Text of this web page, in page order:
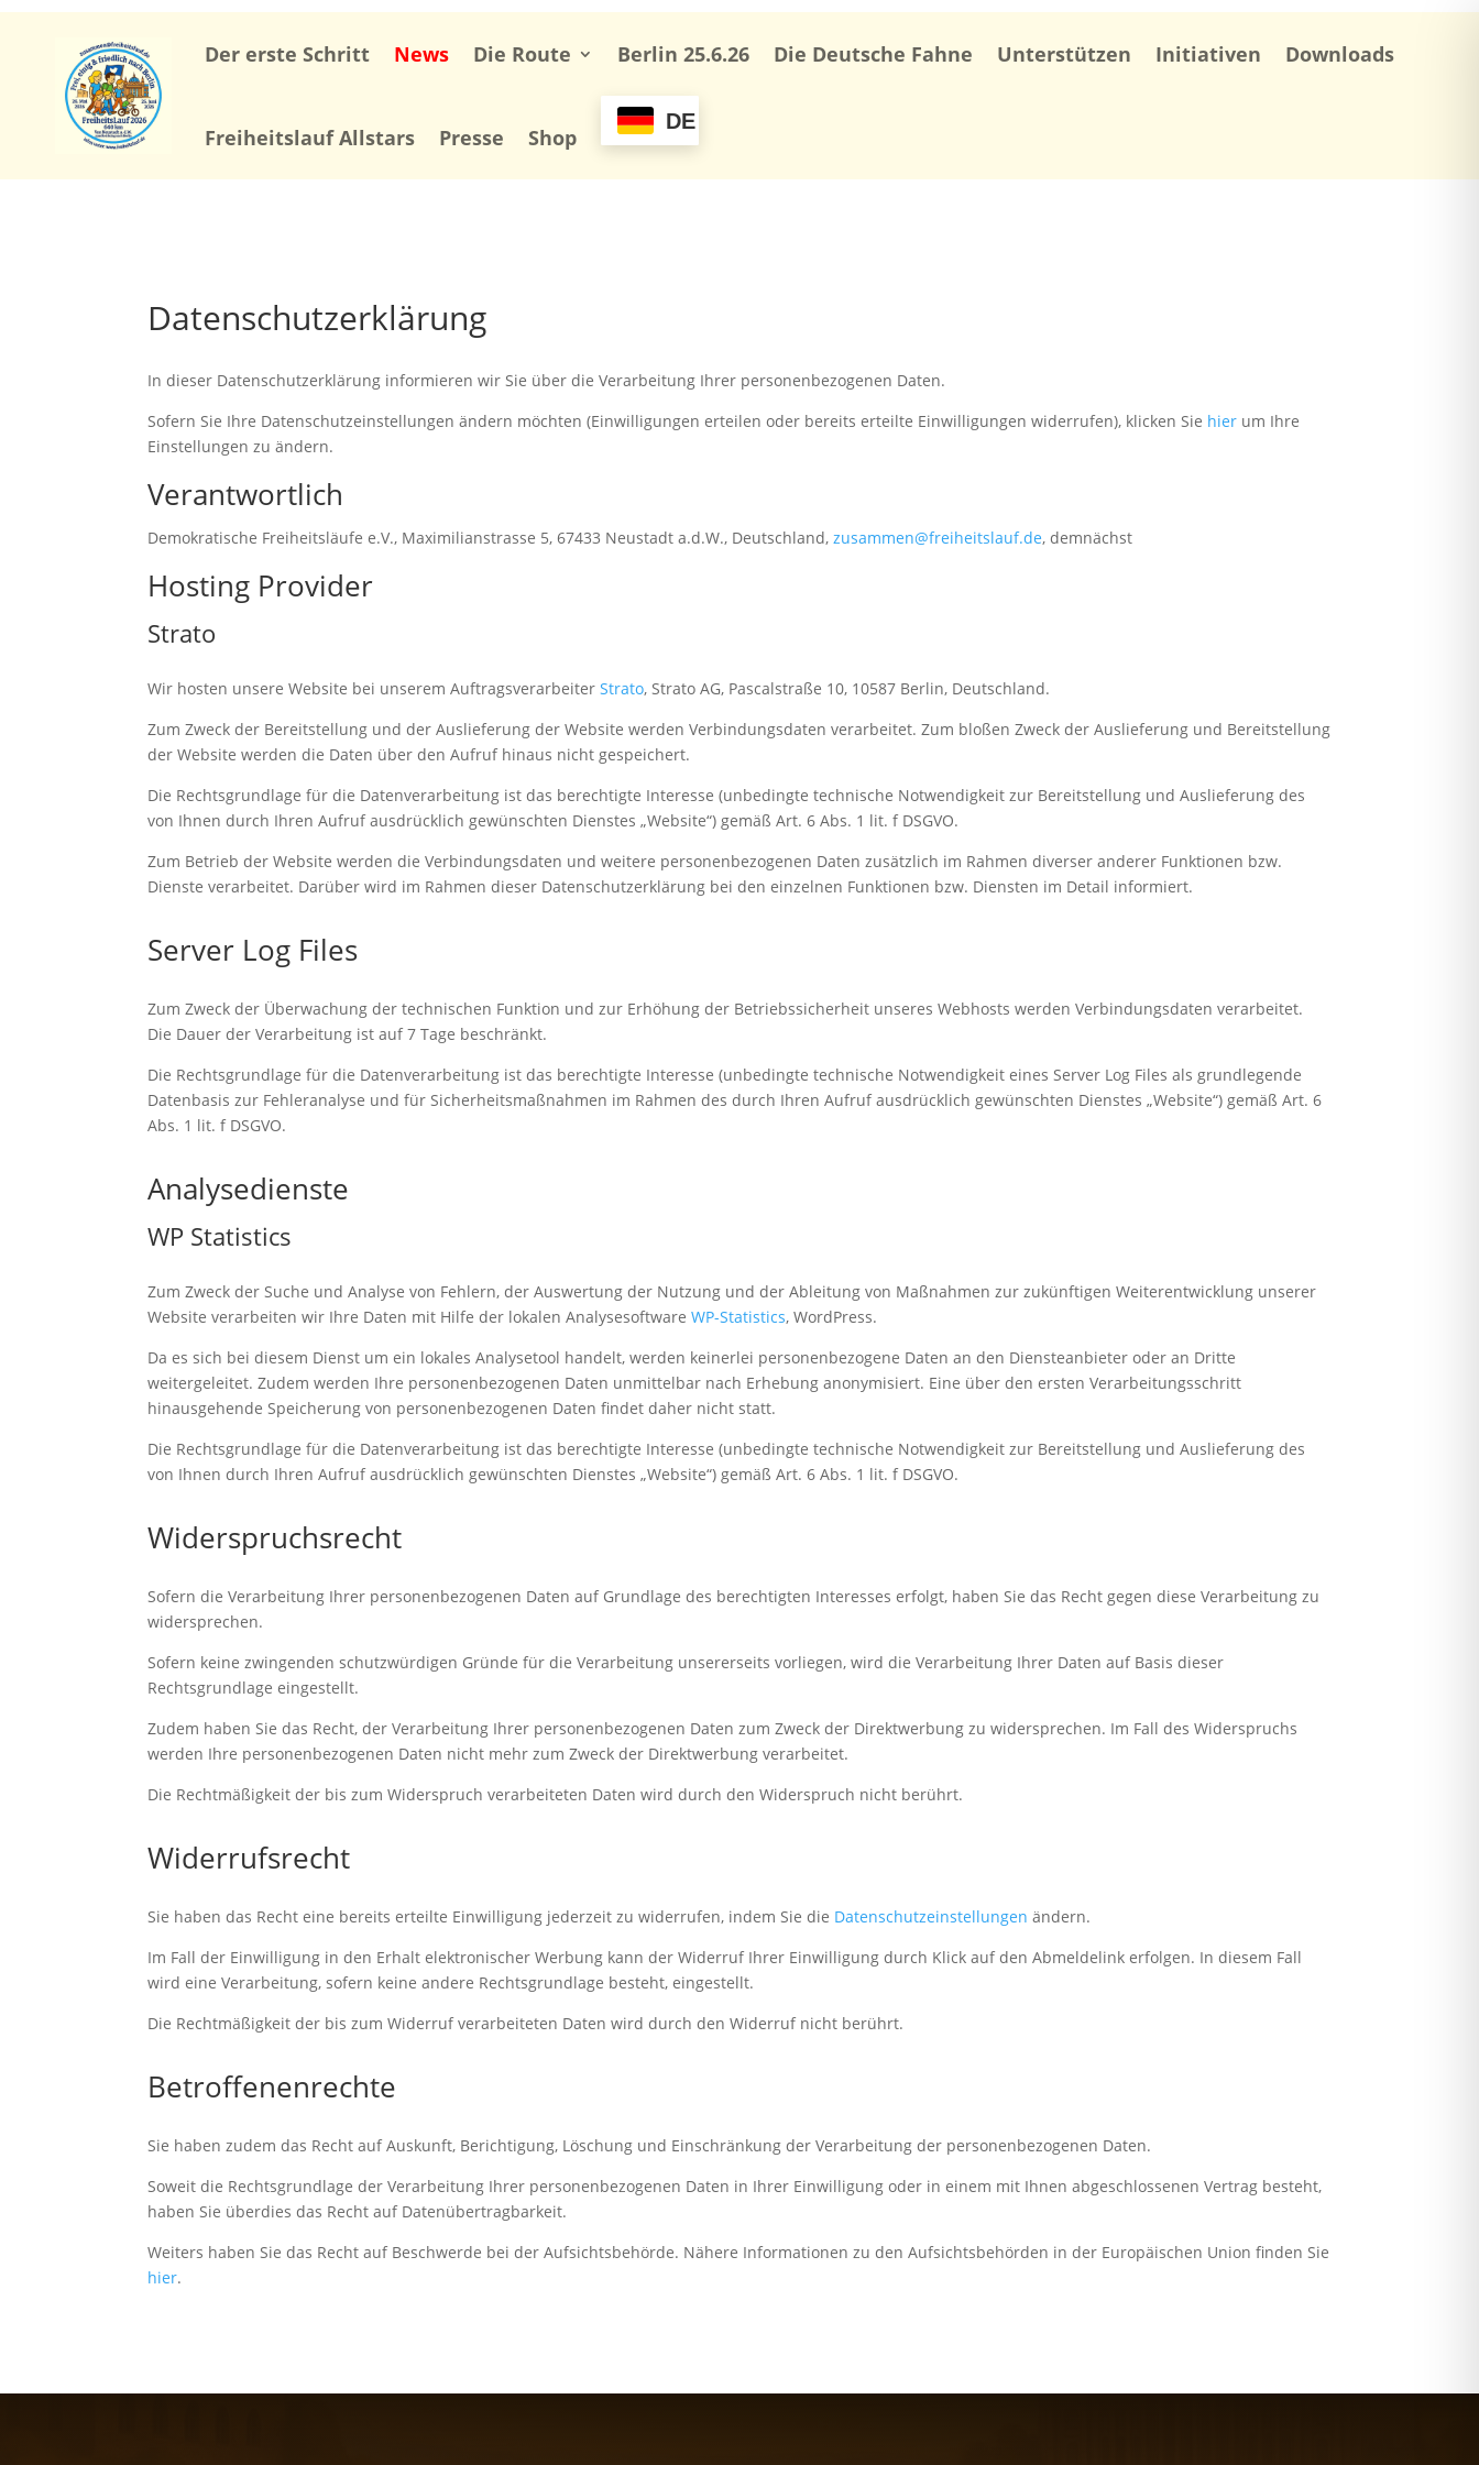
Der erste Schritt News Die Route Berlin 25.6.26 Die Deutsche Fahne Unterstützen Initiativen Downloads
Freiheitslauf Allstars Presse Shop
DE
Datenschutzerklärung
In dieser Datenschutzerklärung informieren wir Sie über die Verarbeitung Ihrer personenbezogenen Daten.
Sofern Sie Ihre Datenschutzeinstellungen ändern möchten (Einwilligungen erteilen oder bereits erteilte Einwilligungen widerrufen), klicken Sie hier um Ihre
Einstellungen zu ändern.
Verantwortlich
Demokratische Freiheitsläufe e.V., Maximilianstrasse 5, 67433 Neustadt a.d.W., Deutschland,zusammen@freiheitslauf.de, demnächst
Hosting Provider
Strato
Wir hosten unsere Website bei unserem AuftragsverarbeiterStrato, Strato AG, Pascalstraße 10, 10587 Berlin, Deutschland.
Zum Zweck der Bereitstellung und der Auslieferung der Website werden Verbindungsdaten verarbeitet. Zum bloßen Zweck der Auslieferung und Bereitstellung
der Website werden die Daten über den Aufruf hinaus nicht gespeichert.
Die Rechtsgrundlage für die Datenverarbeitung ist das berechtigte Interesse (unbedingte technische Notwendigkeit zur Bereitstellung und Auslieferung des
von Ihnen durch Ihren Aufruf ausdrücklich gewünschten Dienstes „Website“) gemäß Art. 6 Abs. 1 lit. f DSGVO.
Zum Betrieb der Website werden die Verbindungsdaten und weitere personenbezogenen Daten zusätzlich im Rahmen diverser anderer Funktionen bzw.
Dienste verarbeitet. Darüber wird im Rahmen dieser Datenschutzerklärung bei den einzelnen Funktionen bzw. Diensten im Detail informiert.
Server Log Files
Zum Zweck der Überwachung der technischen Funktion und zur Erhöhung der Betriebssicherheit unseres Webhosts werden Verbindungsdaten verarbeitet.
Die Dauer der Verarbeitung ist auf 7 Tage beschränkt.
Die Rechtsgrundlage für die Datenverarbeitung ist das berechtigte Interesse (unbedingte technische Notwendigkeit eines Server Log Files als grundlegende
Datenbasis zur Fehleranalyse und für Sicherheitsmaßnahmen im Rahmen des durch Ihren Aufruf ausdrücklich gewünschten Dienstes „Website“) gemäß Art. 6
Abs. 1 lit. f DSGVO.
Analysedienste
WP Statistics
Zum Zweck der Suche und Analyse von Fehlern, der Auswertung der Nutzung und der Ableitung von Maßnahmen zur zukünftigen Weiterentwicklung unserer
Website verarbeiten wir Ihre Daten mit Hilfe der lokalen AnalysesoftwareWP-Statistics, WordPress.
Da es sich bei diesem Dienst um ein lokales Analysetool handelt, werden keinerlei personenbezogene Daten an den Diensteanbieter oder an Dritte
weitergeleitet. Zudem werden Ihre personenbezogenen Daten unmittelbar nach Erhebung anonymisiert. Eine über den ersten Verarbeitungsschritt
hinausgehende Speicherung von personenbezogenen Daten findet daher nicht statt.
Die Rechtsgrundlage für die Datenverarbeitung ist das berechtigte Interesse (unbedingte technische Notwendigkeit zur Bereitstellung und Auslieferung des
von Ihnen durch Ihren Aufruf ausdrücklich gewünschten Dienstes „Website“) gemäß Art. 6 Abs. 1 lit. f DSGVO.
Widerspruchsrecht
Sofern die Verarbeitung Ihrer personenbezogenen Daten auf Grundlage des berechtigten Interesses erfolgt, haben Sie das Recht gegen diese Verarbeitung zu
widersprechen.
Sofern keine zwingenden schutzwürdigen Gründe für die Verarbeitung unsererseits vorliegen, wird die Verarbeitung Ihrer Daten auf Basis dieser
Rechtsgrundlage eingestellt.
Zudem haben Sie das Recht, der Verarbeitung Ihrer personenbezogenen Daten zum Zweck der Direktwerbung zu widersprechen. Im Fall des Widerspruchs
werden Ihre personenbezogenen Daten nicht mehr zum Zweck der Direktwerbung verarbeitet.
Die Rechtmäßigkeit der bis zum Widerspruch verarbeiteten Daten wird durch den Widerspruch nicht berührt.
Widerrufsrecht
Sie haben das Recht eine bereits erteilte Einwilligung jederzeit zu widerrufen, indem Sie die Datenschutzeinstellungen ändern.
Im Fall der Einwilligung in den Erhalt elektronischer Werbung kann der Widerruf Ihrer Einwilligung durch Klick auf den Abmeldelink erfolgen. In diesem Fall
wird eine Verarbeitung, sofern keine andere Rechtsgrundlage besteht, eingestellt.
Die Rechtmäßigkeit der bis zum Widerruf verarbeiteten Daten wird durch den Widerruf nicht berührt.
Betroffenenrechte
Sie haben zudem das Recht auf Auskunft, Berichtigung, Löschung und Einschränkung der Verarbeitung der personenbezogenen Daten.
Soweit die Rechtsgrundlage der Verarbeitung Ihrer personenbezogenen Daten in Ihrer Einwilligung oder in einem mit Ihnen abgeschlossenen Vertrag besteht,
haben Sie überdies das Recht auf Datenübertragbarkeit.
Weiters haben Sie das Recht auf Beschwerde bei der Aufsichtsbehörde. Nähere Informationen zu den Aufsichtsbehörden in der Europäischen Union finden Sie
hier.